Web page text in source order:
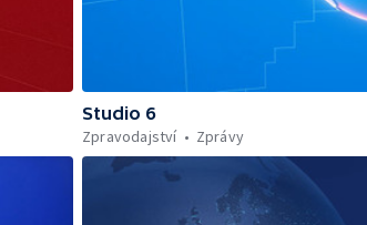
Studio 6
Zpravodajství
Zprávy